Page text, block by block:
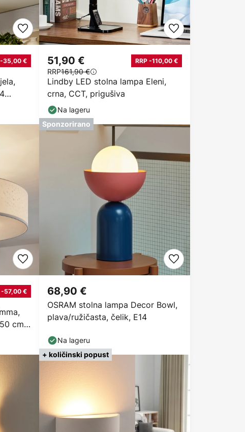
-35,00 €
Lindby LED stolna lampa Eleni,
crna, CCT, prigušiva
51,90 € RRP -110,00 €
RRP161,90 €
Na lageru
cm,
-57,00 €
Sponzorirano
OSRAM stolna lampa Decor Bowl,
plava/ružičasta, čelik, E14
68,90 €
Na lageru
+ količinski popust